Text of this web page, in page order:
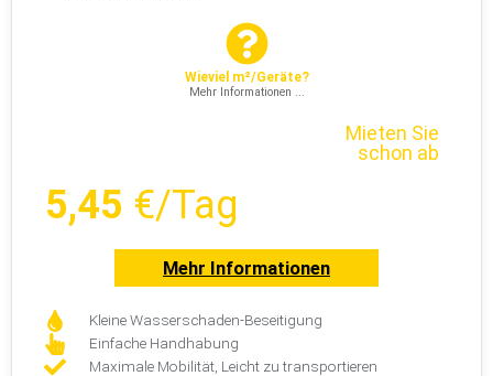
Wieviel m²/Geräte?
Mehr Informationen ...
Mieten Sie
schon ab
5,45 €/Tag
Mehr Informationen
Kleine Wasserschaden-Beseitigung
Einfache Handhabung
Maximale Mobilität, Leicht zu transportieren